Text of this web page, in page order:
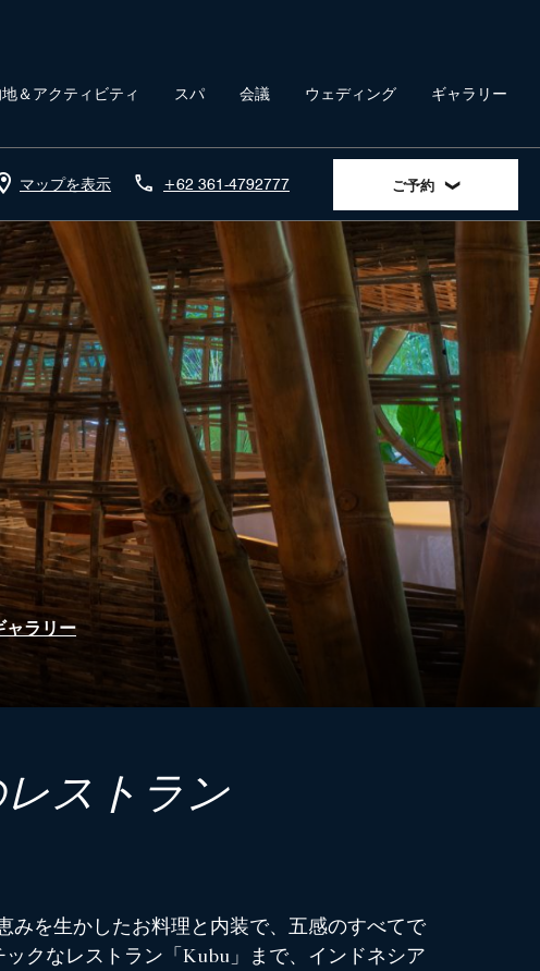
地＆アクティビティ スパ 会議 ウェディング ギャラリー
マップを表示 +62 361-4792777 ご予約
ャラリー
ストラン
みを生かしたお料理と内装で、五感のすべてで
クなレストラン「Kubu」まで、インドネシア